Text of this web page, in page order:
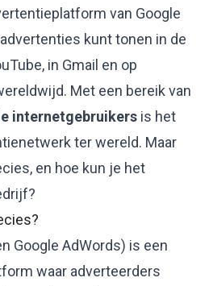
van Google
kunt tonen in de
in Gmail en op
Met een bereik van
internetgebruikers is het
ter wereld. Maar
en hoe kun je het
Google AdWords) is een
waar adverteerders